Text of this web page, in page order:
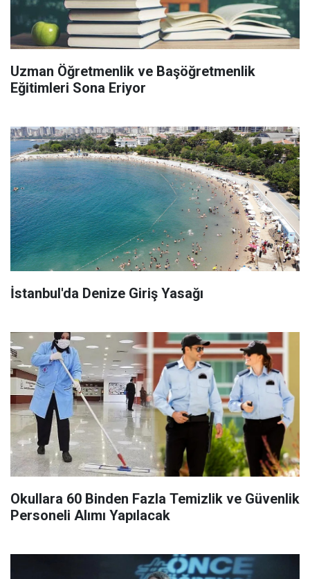
Uzman Öğretmenlik ve Başöğretmenlik
Eğitimleri Sona Eriyor
İstanbul'da Denize Giriş Yasağı
Okullara 60 Binden Fazla Temizlik ve Güvenlik
Personeli Alımı Yapılacak